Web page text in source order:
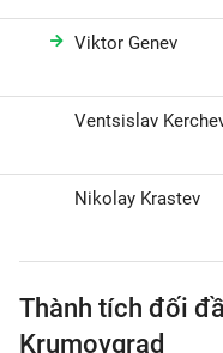
Viktor Genev
Ventsislav
Nikolay Krastev
Thành tích đối
Krumovgrad